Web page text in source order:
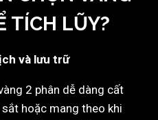
TÍCH LŨY?
và lưu trữ
2 phân dễ dàng cất
hoặc mang theo khi